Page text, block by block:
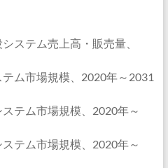
テム売上高・販売量、
市場規模、2020年～2031
ム市場規模、2020年～
ム市場規模、2020年～